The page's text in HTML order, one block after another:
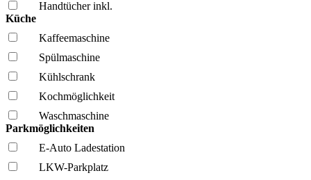
Handtücher inkl.
Küche
Kaffee­maschine
Spül­maschine
Kühl­schrank
Kochmöglich­keit
Wasch­maschine
Parkmöglichkeiten
E-Auto Ladestation
LKW-Parkplatz